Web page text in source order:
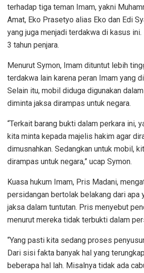
terhadap tiga teman Imam, yakni
Amat, Eko Prasetyo alias Eko dan Edi
yang juga menjadi terdakwa di kasus
3 tahun penjara.
Menurut Symon, Imam dituntut lebih
terdakwa lain karena peran Imam yang
Selain itu, mobil diduga digunakan
diminta jaksa dirampas untuk negara.
“Terkait barang bukti dalam perkara ini,
kita minta kepada majelis hakim agar
dimusnahkan. Sedangkan untuk mobil,
dirampas untuk negara,” ucap Symon.
Kuasa hukum Imam, Pris Madani,
persidangan bertolak belakang dari apa
jaksa dalam tuntutan. Pris menyebut
menurut mereka tidak terbukti dalam
“Yang pasti kita sedang proses
Dari sisi fakta banyak hal yang
beberapa hal lah. Misalnya tidak ada